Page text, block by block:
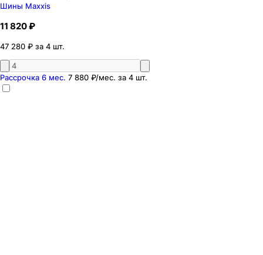
Шины Maxxis
11 820 ₽
47 280 ₽ за 4 шт.
Рассрочка 6 мес. 7 880 ₽/мес. за 4 шт.